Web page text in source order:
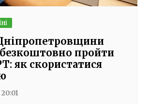
пройти
як скористатися